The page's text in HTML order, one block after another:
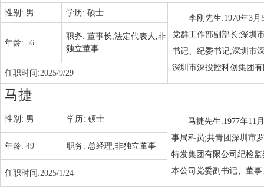
性别: 男 学历: 硕士
李刚先生:1970年3
党群工作部副部长;深圳
书记、纪委书记;深圳市
深圳市深投控科创集团
年龄: 56
职务: 董事长,法定代表人,非
独立董事
任职时间:2025/9/29
马捷
性别: 男 学历: 硕士
马捷先生:1977年11
事局科员;共青团深圳市
特发集团有限公司纪检
本公司党委副书记、董
年龄: 49 职务: 总经理,非独立董事
任职时间:2025/1/24